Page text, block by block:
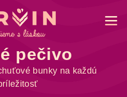
pečivo
bunky na každú